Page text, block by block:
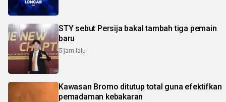
STY sebut Persija bakal tambah tiga pemain
baru
5 jam lalu
Kawasan Bromo ditutup total guna efektifkan
pemadaman kebakaran